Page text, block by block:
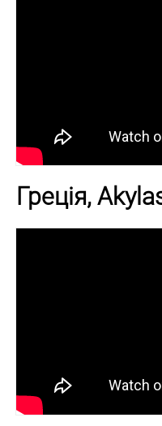
Греція,